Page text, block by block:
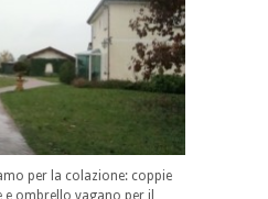
per la colazione: coppie
ombrello vagano per il